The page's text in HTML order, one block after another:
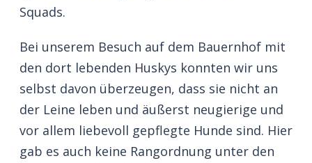
Squads.
Bei unserem Besuch auf dem Bauernhof mit
den dort lebenden Huskys konnten wir uns
selbst davon überzeugen, dass sie nicht an
der Leine leben und äußerst neugierige und
vor allem liebevoll gepflegte Hunde sind. Hier
gab es auch keine Rangordnung unter den